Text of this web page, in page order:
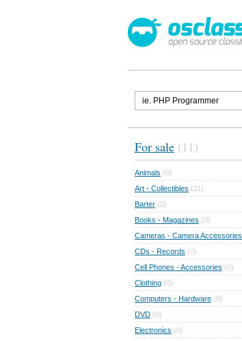
For sale (11)
Animals (0)
Art - Collectibles (11)
Barter (0)
Books - Magazines (0)
Cameras - Camera Accessories
CDs - Records (0)
Cell Phones - Accessories (0)
Clothing (0)
Computers - Hardware (0)
DVD (0)
Electronics (0)